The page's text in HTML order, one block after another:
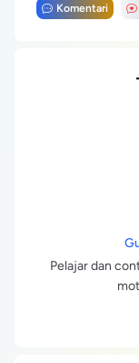
Komentari
Pelajar dan